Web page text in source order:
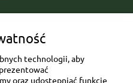
technologii, aby
oraz udostępniać funkcje